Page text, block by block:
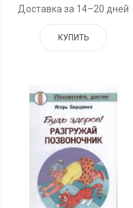
Доставка за 14–20 дней
КУПИТЬ